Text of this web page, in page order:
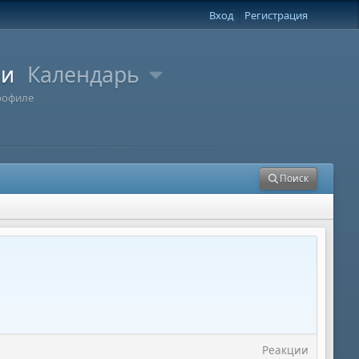
Вход Регистрация
Календарь
Поиск
Реакции